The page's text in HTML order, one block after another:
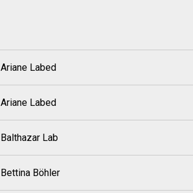
Ariane Labed
Ariane Labed
Balthazar Lab
Bettina Böhler